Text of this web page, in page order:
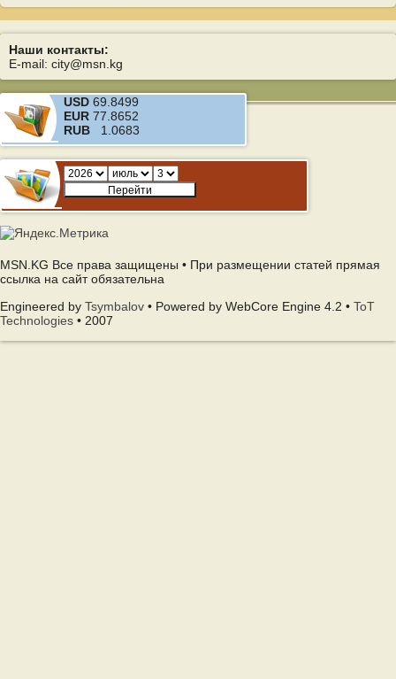
Наши контакты:
E-mail: city@msn.kg
USD 69.8499
EUR 77.8652
RUB 1.0683
MSN.KG Все права защищены • При размещении статей прямая
ссылка на сайт обязательна
Engineered by Tsymbalov • Powered by WebCore Engine 4.2 • ToT
Technologies • 2007